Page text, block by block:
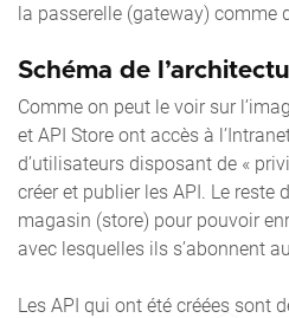
la passerelle (gateway) comme
Schéma de
Comme on peut le voir sur
et API Store ont accès à
d’utilisateurs disposant de «
créer et publier les API. Le reste
magasin (store) pour pouvoir
avec lesquelles ils s’abonnent
Les API qui ont été créées sont